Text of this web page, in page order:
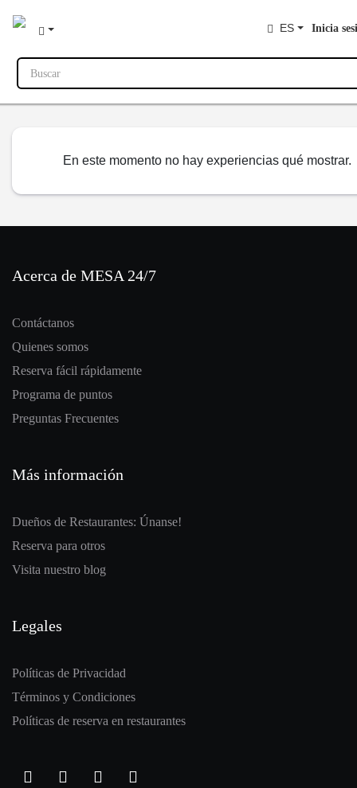
ES Inicia
Buscar
En este momento no hay experiencias qué mostrar.
Acerca de MESA 24/7
Contáctanos
Quienes somos
Reserva fácil rápidamente
Programa de puntos
Preguntas Frecuentes
Más información
Dueños de Restaurantes: Únanse!
Reserva para otros
Visita nuestro blog
Legales
Políticas de Privacidad
Términos y Condiciones
Políticas de reserva en restaurantes